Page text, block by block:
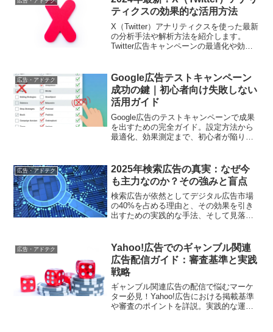
ティクスの効果的な活用方法
X（Twitter）アナリティクスを使った最新
の分析手法や解析方法を紹介します。
Twitter広告キャンペーンの最適化や効果
広告・アドテク
Google広告テストキャンペーン
成功の鍵｜初心者向け失敗しない
活用ガイド
Google広告のテストキャンペーンで成果
を出すための完全ガイド。設定方法から
最適化、効果測定まで、初心者が陥りや
広告・アドテク
2025年検索広告の真実：なぜ今
も主力なのか？その強みと盲点
検索広告が依然としてデジタル広告市場
の40%を占める理由と、その効果を引き
出すための実践的な手法、そして見落と
広告・アドテク
Yahoo!広告でのギャンブル関連
広告配信ガイド：審査基準と実践
戦略
ギャンブル関連広告の配信で悩むマーケ
ター必見！Yahoo!広告における掲載基準
や審査のポイントを詳説。実践的な運用